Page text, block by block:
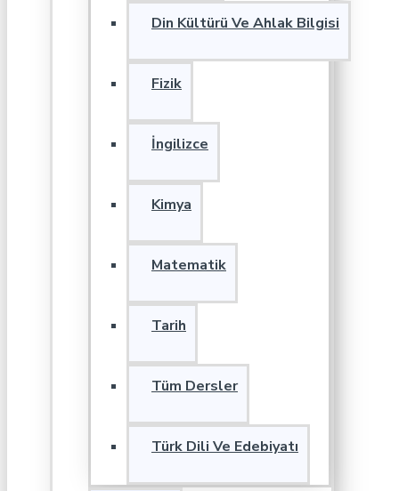
Din Kültürü Ve Ahlak Bilgisi
Fizik
İngilizce
Kimya
Matematik
Tarih
Tüm Dersler
Türk Dili Ve Edebiyatı